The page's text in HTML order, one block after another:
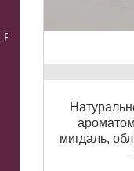
мигдаль,
Україна